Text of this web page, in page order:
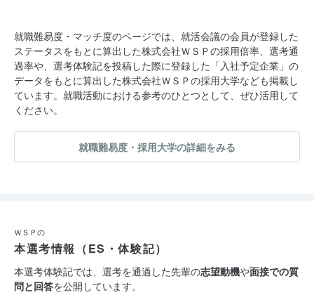
就職難易度・マッチ度のページでは、就活会議の会員が登録した
ステータスをもとに算出した株式会社ＷＳＰの採用倍率、選考通
過率や、選考体験記を投稿した際に登録した「入社予定企業」の
データをもとに算出した株式会社ＷＳＰの採用大学なども掲載し
ています。就職活動における参考のひとつとして、ぜひ活用して
ください。
就職難易度・採用大学の詳細をみる
ＷＳＰの
本選考情報（ES・体験記）
本選考体験記では、選考を通過した先輩の志望動機や面接での質
問と回答を公開しています。